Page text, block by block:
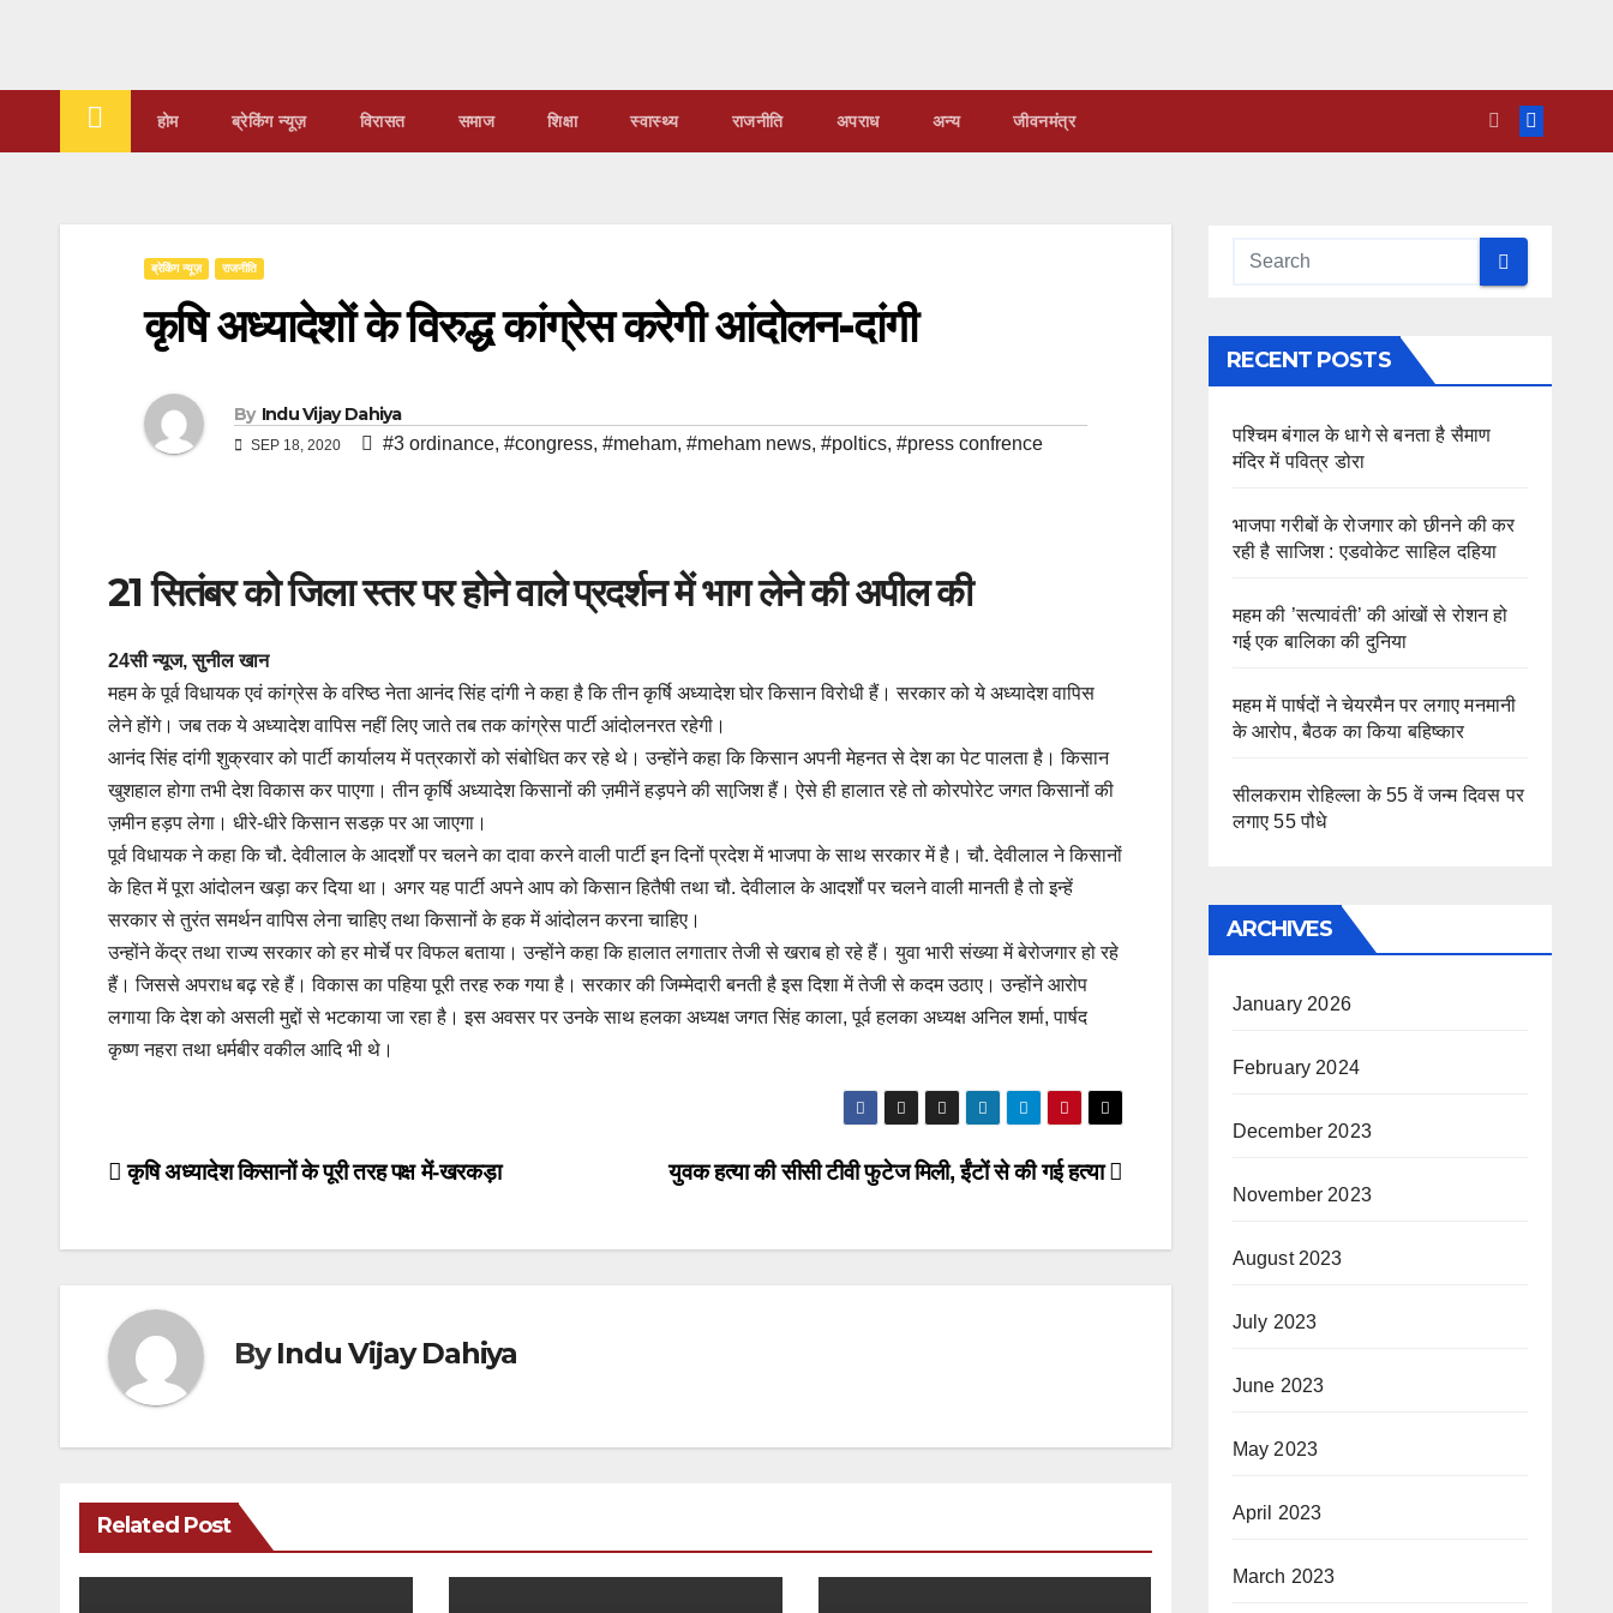
content
होम ब्रेकिंग न्यूज़ ‍‍विरासत समाज शिक्षा स्वास्थ्य राजनीति अपराध अन्य जीवनमंत्र
ब्रेकिंग न्यूज़ राजनीति
कृषि अध्यादेशों के विरुद्ध कांग्रेस करेगी आंदोलन-दांगी
By Indu Vijay Dahiya
SEP 18, 2020 #3 ordinance, #congress, #meham, #meham news, #poltics, #press confrence
21 सितंबर को जिला स्तर पर होने वाले प्रदर्शन में भाग लेने की अपील की
24सी न्यूज, सुनील खान
महम के पूर्व विधायक एवं कांग्रेस के वरिष्ठ नेता आनंद सिंह दांगी ने कहा है कि तीन कृर्षि अध्यादेश घोर किसान विरोधी हैं। सरकार को ये अध्यादेश वापिस
लेने होंगे। जब तक ये अध्यादेश वापिस नहीं लिए जाते तब तक कांग्रेस पार्टी आंदोलनरत रहेगी।
आनंद सिंह दांगी शुक्रवार को पार्टी कार्यालय में पत्रकारों को संबोधित कर रहे थे। उन्होंने कहा कि किसान अपनी मेहनत से देश का पेट पालता है। किसान
खुशहाल होगा तभी देश विकास कर पाएगा। तीन कृर्षि अध्यादेश किसानों की ज़मीनें हड़पने की साजि़श हैं। ऐसे ही हालात रहे तो कोरपोरेट जगत किसानों की
ज़मीन हड़प लेगा। धीरे-धीरे किसान सडक़ पर आ जाएगा।
पूर्व विधायक ने कहा कि चौ. देवीलाल के आदर्शों पर चलने का दावा करने वाली पार्टी इन दिनों प्रदेश में भाजपा के साथ सरकार में है। चौ. देवीलाल ने किसानों
के हित में पूरा आंदोलन खड़ा कर दिया था। अगर यह पार्टी अपने आप को किसान हितैषी तथा चौ. देवीलाल के आदर्शों पर चलने वाली मानती है तो इन्हें
सरकार से तुरंत समर्थन वापिस लेना चाहिए तथा किसानों के हक में आंदोलन करना चाहिए।
उन्होंने केंद्र तथा राज्य सरकार को हर मोर्चे पर विफल बताया। उन्होंने कहा कि हालात लगातार तेजी से खराब हो रहे हैं। युवा भारी संख्या में बेरोजगार हो रहे
हैं। जिससे अपराध बढ़ रहे हैं। विकास का पहिया पूरी तरह रुक गया है। सरकार की जिम्मेदारी बनती है इस दिशा में तेजी से कदम उठाए। उन्होंने आरोप
लगाया कि देश को असली मुद्दों से भटकाया जा रहा है। इस अवसर पर उनके साथ हलका अध्यक्ष जगत सिंह काला, पूर्व हलका अध्यक्ष अनिल शर्मा, पार्षद
कृष्ण नहरा तथा धर्मबीर वकील आदि भी थे।
Post
युवक हत्या की सीसी टीवी फुटेज मिली, ईंटों से की गई हत्या
कृषि अध्यादेश किसानों के पूरी तरह पक्ष में-खरकड़ा
ByIndu Vijay Dahiya
Related Post
RECENT POSTS
पश्चिम बंगाल के धागे से बनता है सैमाण
मंदिर में पवित्र डोरा
भाजपा गरीबों के रोजगार को छीनने की कर
रही है साजिश : एडवोकेट साहिल दहिया
महम की ’सत्यावंती’ की आंखों से रोशन हो
गई एक बालिका की दुनिया
महम में पार्षदों ने चेयरमैन पर लगाए मनमानी
के आरोप, बैठक का किया बहिष्कार
सीलकराम रोहिल्ला के 55 वें जन्म दिवस पर
लगाए 55 पौधे
ARCHIVES
January 2026
February 2024
December 2023
November 2023
August 2023
July 2023
June 2023
May 2023
April 2023
March 2023